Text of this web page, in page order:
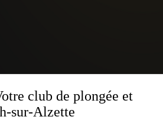
club de plongée et
sur-Alzette